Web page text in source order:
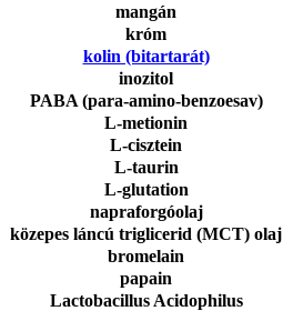
mangán
króm
kolin (bitartarát)
inozitol
PABA (para-amino-benzoesav)
L-metionin
L-cisztein
L-taurin
L-glutation
napraforgóolaj
közepes láncú triglicerid (MCT) olaj
bromelain
papain
Lactobacillus Acidophilus